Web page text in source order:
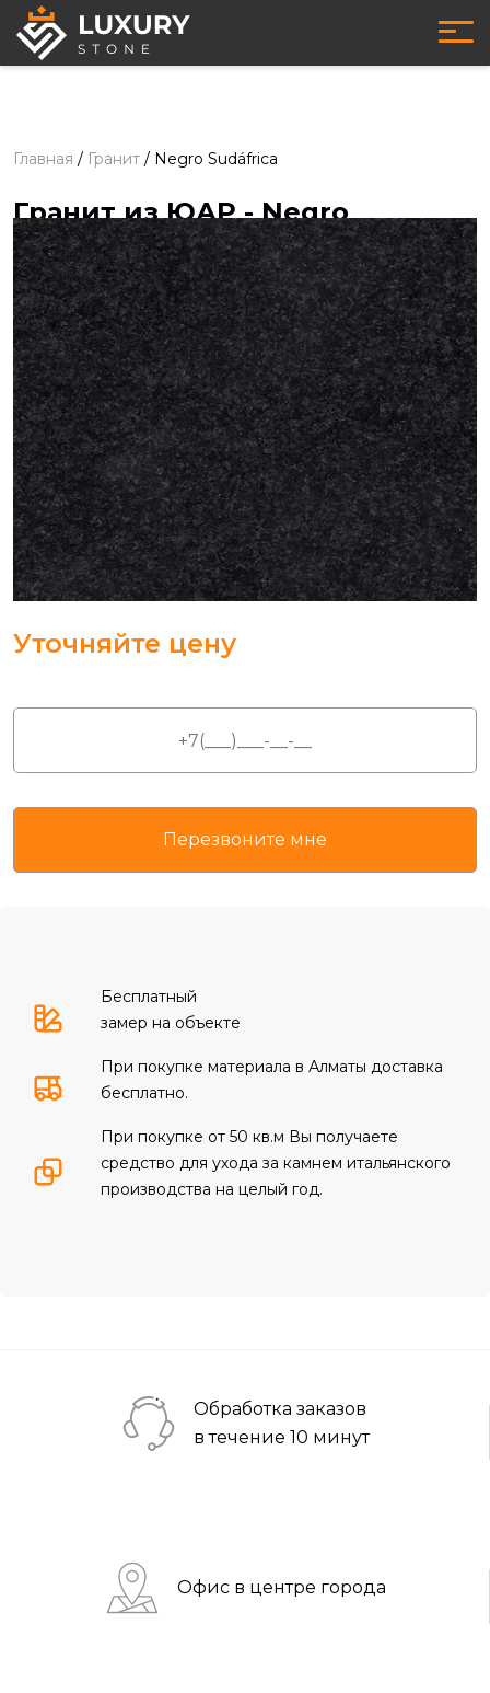
Главная / Гранит / Negro Sudáfrica
Гранит из ЮАР- Negro
Sudáfrica
Уточняйте цену
Бесплатный
замер на объекте
При покупке материала в Алматы доставка
бесплатно.
При покупке от 50 кв.м Вы получаете
средство для ухода за камнем итальянского
производства на целый год.
Обработка заказов
в течение 10 минут
Офис в центре города